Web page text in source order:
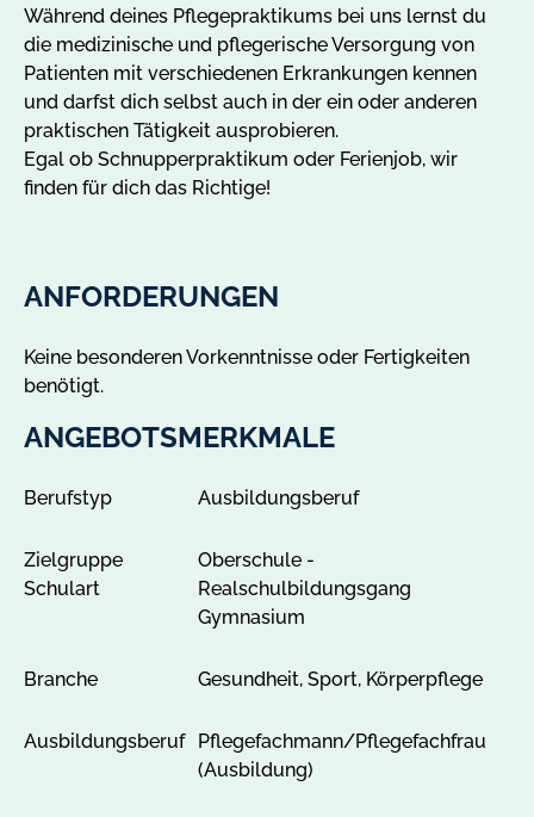
o
t
e
i
R
g
n
Während deines Pflegepraktikums bei uns lernst du
die medizinische und pflegerische Versorgung von
Patienten mit verschiedenen Erkrankungen kennen
und darfst dich selbst auch in der ein oder anderen
praktischen Tätigkeit ausprobieren.
Egal ob Schnupperpraktikum oder Ferienjob, wir
finden für dich das Richtige!
ANFORDERUNGEN
Keine besonderen Vorkenntnisse oder Fertigkeiten
benötigt.
ANGEBOTSMERKMALE
Berufstyp Ausbildungsberuf
Zielgruppe
Schulart
Oberschule -
Realschulbildungsgang
Gymnasium
Branche Gesundheit, Sport, Körperpflege
Ausbildungsberuf
Pflegefachmann/Pflegefachfrau
(Ausbildung)